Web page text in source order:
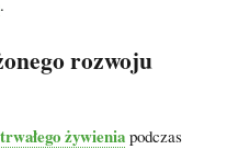
rozwoju
żywienia podczas